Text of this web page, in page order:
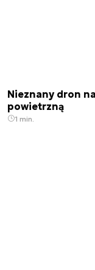
Nieznany dron
powietrzną
1 min.